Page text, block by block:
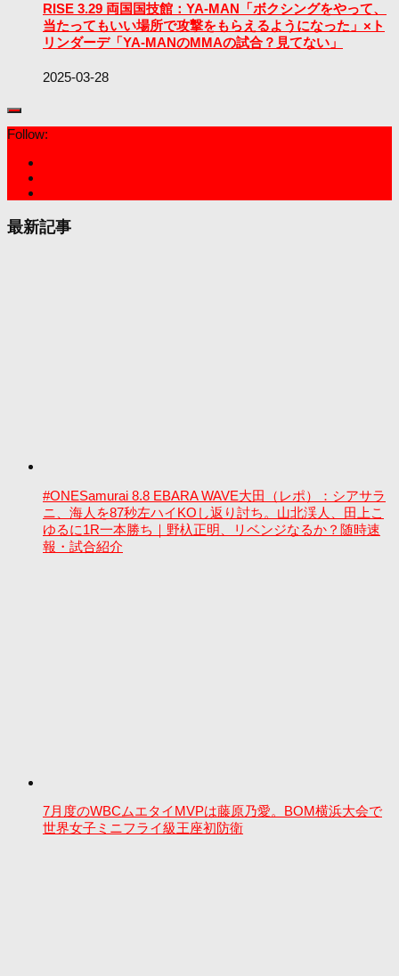
RISE 3.29 両国国技館：YA-MAN「ボクシングをやって、
当たってもいい場所で攻撃をもらえるようになった」×ト
リンダーデ「YA-MANのMMAの試合？見てない」
2025-03-28
Follow:
最新記事
#ONESamurai 8.8 EBARA WAVE大田（レポ）：シアサラ
ニ、海人を87秒左ハイKOし返り討ち。山北渓人、田上こ
ゆるに1R一本勝ち｜野杁正明、リベンジなるか？随時速
報・試合紹介
7月度のWBCムエタイMVPは藤原乃愛。BOM横浜大会で
世界女子ミニフライ級王座初防衛